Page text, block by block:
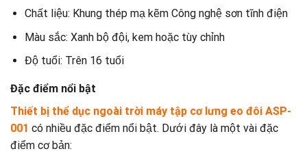
Chất liệu: Khung thép mạ kẽm Công nghệ sơn tĩnh điện
Màu sắc: Xanh bộ đội, kem hoặc tùy chỉnh
Độ tuổi: Trên 16 tuổi
Đặc điểm nổi bật
Thiết bị thể dục ngoài trời máy tập cơ lưng eo đôi ASP-
001 có nhiều đặc điểm nổi bật. Dưới đây là một vài đặc
điểm cơ bản: